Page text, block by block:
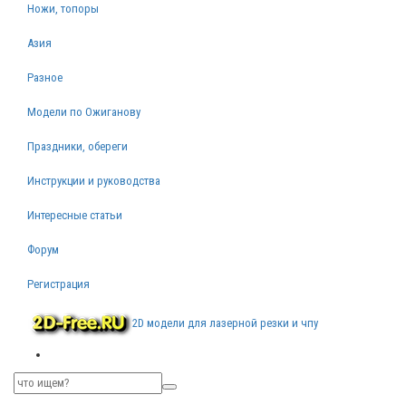
Ножи, топоры
Азия
Разное
Модели по Ожиганову
Праздники, обереги
Инструкции и руководства
Интересные статьи
Форум
Регистрация
2D модели для лазерной резки и чпу